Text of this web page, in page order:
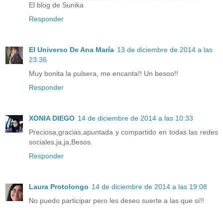
El blog de Sunika
Responder
El Universo De Ana María 13 de diciembre de 2014 a las
23:36
Muy bonita la pulsera, me encanta!! Un besoo!!
Responder
XONIA DIEGO 14 de diciembre de 2014 a las 10:33
Preciosa,gracias,apuntada y compartido en todas las redes
sociales,ja,ja,Besos.
Responder
Laura Protolongo 14 de diciembre de 2014 a las 19:08
No puedo participar pero les deseo suerte a las que sí!!